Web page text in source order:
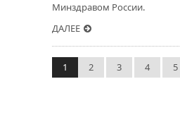
Минздравом России.
ДАЛЕЕ
1 2 3 4 5